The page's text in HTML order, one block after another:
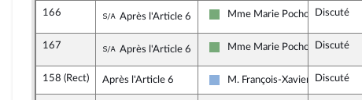
166 Sous-amendement de l'amendement n°157
Après l'Article 6 Écologiste et Social
Mme Marie Pochon Discuté
167 Sous-amendement de l'amendement n°157
Après l'Article 6 Écologiste et Social
Mme Marie Pochon Discuté
158 (Rect) Après l'Article 6
Droite Républicaine
M. François-Xavier Ceccoli
Discuté